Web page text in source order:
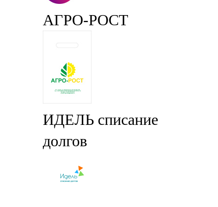
АГРО-РОСТ
ИДЕЛЬ списание
долгов